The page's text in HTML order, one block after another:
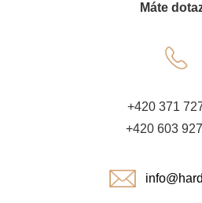
Máte
+420 371
+420 603